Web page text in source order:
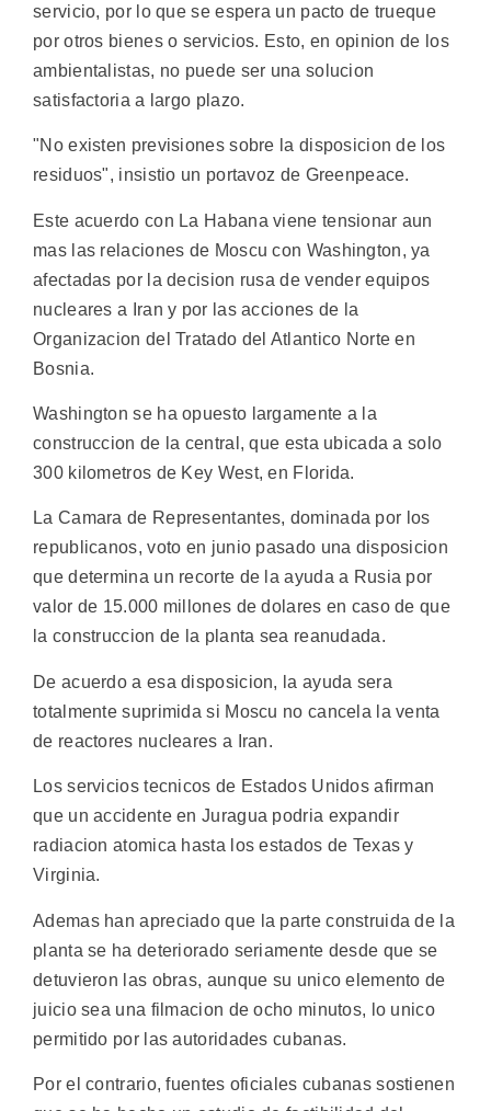
servicio, por lo que se espera un pacto de trueque
por otros bienes o servicios. Esto, en opinion de los
ambientalistas, no puede ser una solucion
satisfactoria a largo plazo.
"No existen previsiones sobre la disposicion de los
residuos", insistio un portavoz de Greenpeace.
Este acuerdo con La Habana viene tensionar aun
mas las relaciones de Moscu con Washington, ya
afectadas por la decision rusa de vender equipos
nucleares a Iran y por las acciones de la
Organizacion del Tratado del Atlantico Norte en
Bosnia.
Washington se ha opuesto largamente a la
construccion de la central, que esta ubicada a solo
300 kilometros de Key West, en Florida.
La Camara de Representantes, dominada por los
republicanos, voto en junio pasado una disposicion
que determina un recorte de la ayuda a Rusia por
valor de 15.000 millones de dolares en caso de que
la construccion de la planta sea reanudada.
De acuerdo a esa disposicion, la ayuda sera
totalmente suprimida si Moscu no cancela la venta
de reactores nucleares a Iran.
Los servicios tecnicos de Estados Unidos afirman
que un accidente en Juragua podria expandir
radiacion atomica hasta los estados de Texas y
Virginia.
Ademas han apreciado que la parte construida de la
planta se ha deteriorado seriamente desde que se
detuvieron las obras, aunque su unico elemento de
juicio sea una filmacion de ocho minutos, lo unico
permitido por las autoridades cubanas.
Por el contrario, fuentes oficiales cubanas sostienen